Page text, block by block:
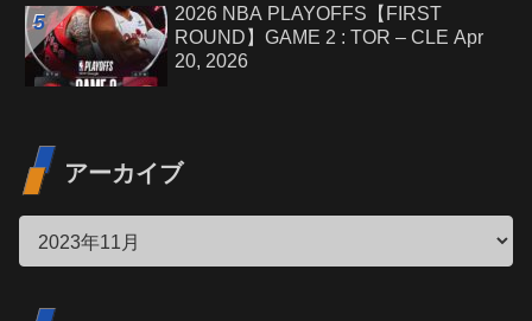
2026 NBA PLAYOFFS【FIRST
ROUND】GAME 2 : TOR – CLE Apr
20, 2026
アーカイブ